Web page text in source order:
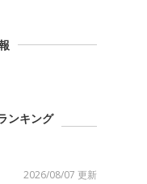
ンキング
2026/08/07 更新